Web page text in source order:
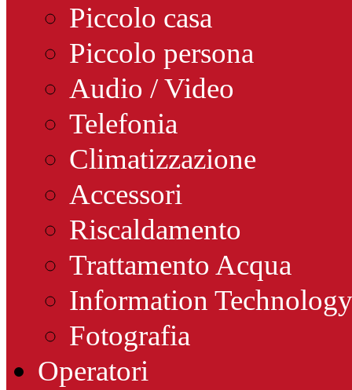
Piccolo casa
Piccolo persona
Audio / Video
Telefonia
Climatizzazione
Accessori
Riscaldamento
Trattamento Acqua
Information Technology
Fotografia
Operatori